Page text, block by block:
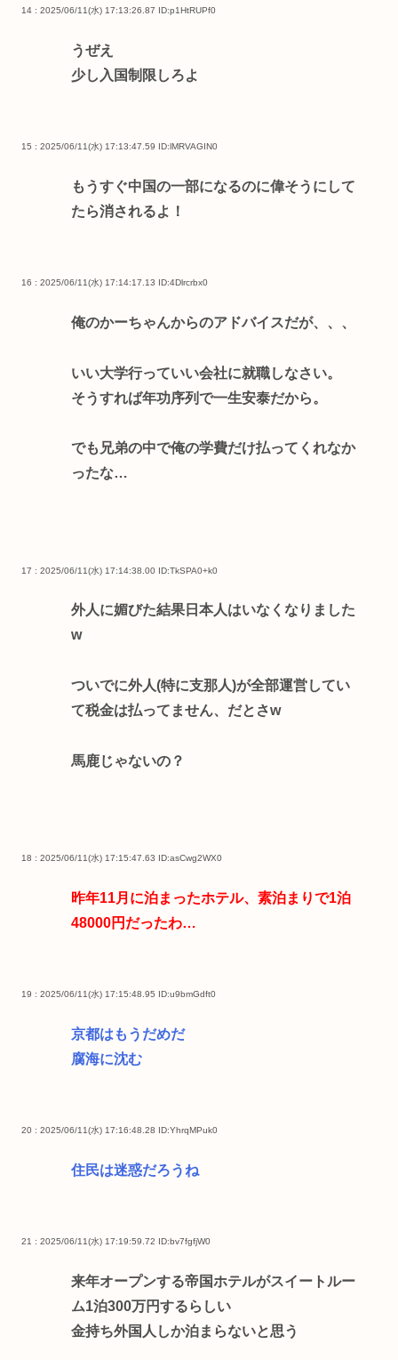
14 : 2025/06/11(水) 17:13:26.87 ID:p1HtRUPf0
うぜえ
少し入国制限しろよ
15 : 2025/06/11(水) 17:13:47.59 ID:lMRVAGIN0
もうすぐ中国の一部になるのに偉そうにして
たら消されるよ！
16 : 2025/06/11(水) 17:14:17.13 ID:4Dlrcrbx0
俺のかーちゃんからのアドバイスだが、、、
いい大学行っていい会社に就職しなさい。
そうすれば年功序列で一生安泰だから。
でも兄弟の中で俺の学費だけ払ってくれなか
ったな…
17 : 2025/06/11(水) 17:14:38.00 ID:TkSPA0+k0
外人に媚びた結果日本人はいなくなりました
w
ついでに外人(特に支那人)が全部運営してい
て税金は払ってません、だとさw
馬鹿じゃないの？
18 : 2025/06/11(水) 17:15:47.63 ID:asCwg2WX0
昨年11月に泊まったホテル、素泊まりで1泊
48000円だったわ…
19 : 2025/06/11(水) 17:15:48.95 ID:u9bmGdft0
京都はもうだめだ
腐海に沈む
20 : 2025/06/11(水) 17:16:48.28 ID:YhrqMPuk0
住民は迷惑だろうね
21 : 2025/06/11(水) 17:19:59.72 ID:bv7fgfjW0
来年オープンする帝国ホテルがスイートルー
ム1泊300万円するらしい
金持ち外国人しか泊まらないと思う